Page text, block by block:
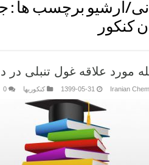
آرشیو برچسب ها :
کنکور
مورد علاقه غول تنبلی در
Iranian
1399-05-31 کنکوریها 0